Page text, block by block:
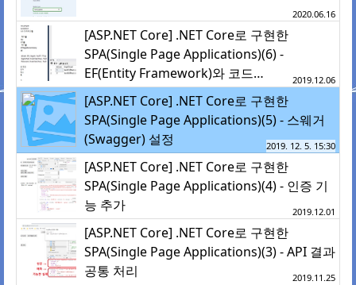
2020.06.16
[ASP.NET Core] .NET Core로 구현한
SPA(Single Page Applications)(6) -
EF(Entity Framework)와 코드…
2019.12.06
[ASP.NET Core] .NET Core로 구현한
SPA(Single Page Applications)(5) - 스웨거
(Swagger) 설정
2019. 12. 5. 15:30
[ASP.NET Core] .NET Core로 구현한
SPA(Single Page Applications)(4) - 인증 기
능 추가
2019.12.01
[ASP.NET Core] .NET Core로 구현한
SPA(Single Page Applications)(3) - API 결과
공통 처리
2019.11.25